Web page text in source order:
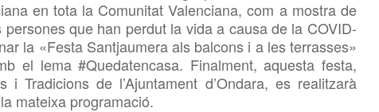
en tota la Comunitat Valenciana, com a mostra de
que han perdut la vida a causa de la COVID-
la «Festa Santjaumera als balcons i a les terrasses»
el lema #Quedatencasa. Finalment, aquesta festa,
Tradicions de l’Ajuntament d’Ondara, es realitzarà
mateixa programació.